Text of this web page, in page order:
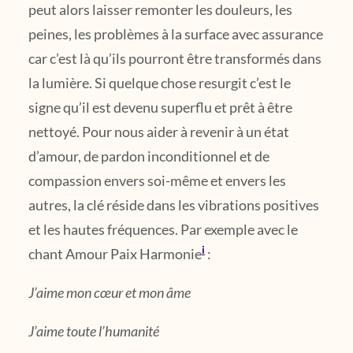
peut alors laisser remonter les douleurs, les
peines, les problèmes à la surface avec assurance
car c’est là qu’ils pourront être transformés dans
la lumière. Si quelque chose resurgit c’est le
signe qu’il est devenu superflu et prêt à être
nettoyé. Pour nous aider à revenir à un état
d’amour, de pardon inconditionnel et de
compassion envers soi-même et envers les
autres, la clé réside dans les vibrations positives
et les hautes fréquences. Par exemple avec le
chant Amour Paix Harmoniei :
J’aime mon cœur et mon âme
J’aime toute l’humanité